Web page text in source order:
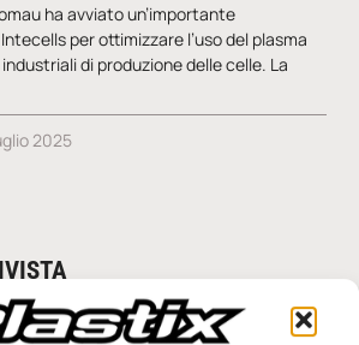
ha avviato un’importante
per ottimizzare l’uso del plasma
di produzione delle celle. La
2025